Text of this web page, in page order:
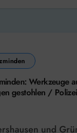
Werkzeuge
gestohlen /